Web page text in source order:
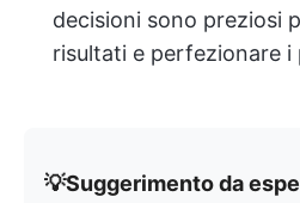
decisioni sono preziosi
risultati e perfezionare i
💡Suggerimento da